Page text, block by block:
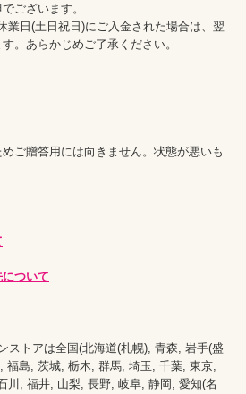
ございます。
業日(土日祝日)にご入金された場合は、翌
。あらかじめご了承ください。
ご贈答用には向きません。状態が悪いも
ついて
ストアは全国(北海道(札幌), 青森, 岩手(盛
福島, 茨城, 栃木, 群馬, 埼玉, 千葉, 東京,
川, 福井, 山梨, 長野, 岐阜, 静岡, 愛知(名